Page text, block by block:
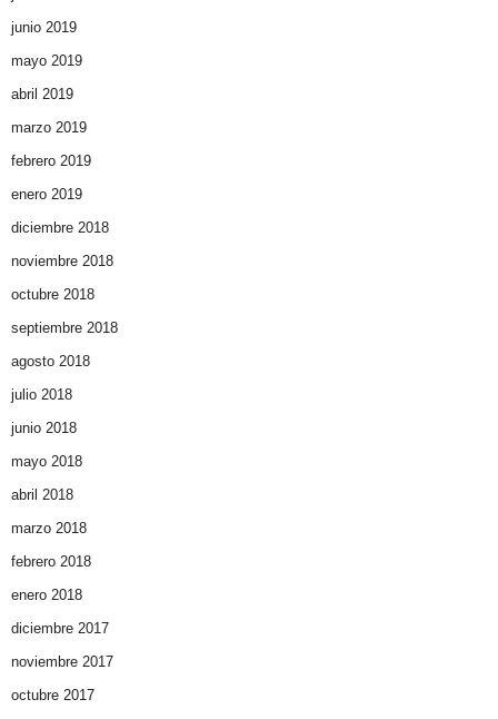
junio 2019
mayo 2019
abril 2019
marzo 2019
febrero 2019
enero 2019
diciembre 2018
noviembre 2018
octubre 2018
septiembre 2018
agosto 2018
julio 2018
junio 2018
mayo 2018
abril 2018
marzo 2018
febrero 2018
enero 2018
diciembre 2017
noviembre 2017
octubre 2017